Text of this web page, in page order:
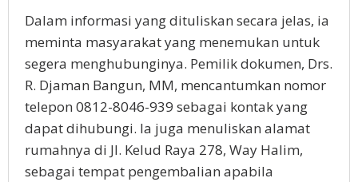
Dalam informasi yang dituliskan secara jelas, ia
meminta masyarakat yang menemukan untuk
segera menghubunginya. Pemilik dokumen, Drs.
R. Djaman Bangun, MM, mencantumkan nomor
telepon 0812-8046-939 sebagai kontak yang
dapat dihubungi. Ia juga menuliskan alamat
rumahnya di Jl. Kelud Raya 278, Way Halim,
sebagai tempat pengembalian apabila